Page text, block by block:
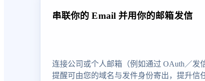
串联你的 Email 并用你的邮箱发信
连接公司或个人邮箱（例如通过 OAuth／发
提醒可由您的域名与发件身份寄出，提升信